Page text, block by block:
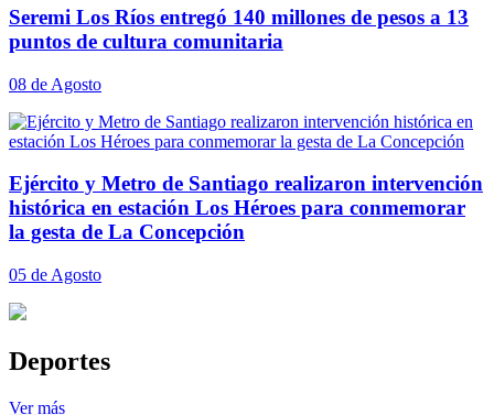
Seremi Los Ríos entregó 140 millones de pesos a 13
puntos de cultura comunitaria
08 de Agosto
Ejército y Metro de Santiago realizaron intervención
histórica en estación Los Héroes para conmemorar
la gesta de La Concepción
05 de Agosto
Deportes
Ver más